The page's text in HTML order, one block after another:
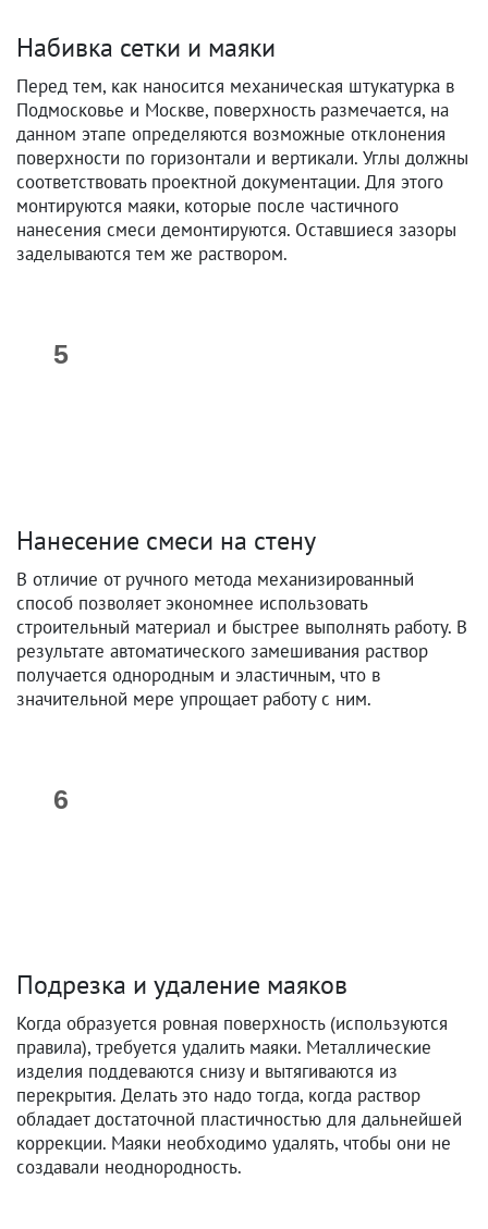
Набивка сетки и маяки
Перед тем, как наносится механическая штукатурка в
Подмосковье и Москве, поверхность размечается, на
данном этапе определяются возможные отклонения
поверхности по горизонтали и вертикали. Углы должны
соответствовать проектной документации. Для этого
монтируются маяки, которые после частичного
нанесения смеси демонтируются. Оставшиеся зазоры
заделываются тем же раствором.
Нанесение смеси на стену
В отличие от ручного метода механизированный
способ позволяет экономнее использовать
строительный материал и быстрее выполнять работу. В
результате автоматического замешивания раствор
получается однородным и эластичным, что в
значительной мере упрощает работу с ним.
Подрезка и удаление маяков
Когда образуется ровная поверхность (используются
правила), требуется удалить маяки. Металлические
изделия поддеваются снизу и вытягиваются из
перекрытия. Делать это надо тогда, когда раствор
обладает достаточной пластичностью для дальнейшей
коррекции. Маяки необходимо удалять, чтобы они не
создавали неоднородность.